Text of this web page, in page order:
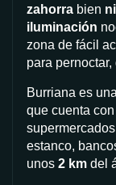
zahorra bien
iluminación
zona de fácil
para
Burriana es
que cuenta
estanco,
unos 2 km del